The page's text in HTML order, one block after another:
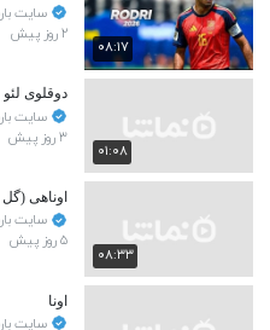
۰۸:۱۷
سایت
۲ روز پیش
۰۱:۰۸
دوقلوی لئو
سایت
۳ روز پیش
۰۸:۳۳
اوناهی (گل
سایت
۵ روز پیش
اونا
سایت